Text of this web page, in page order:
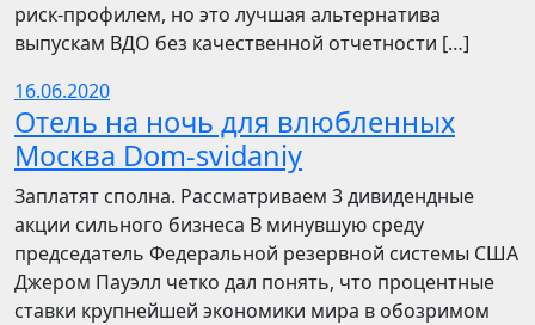
риск-профилем, но это лучшая альтернатива
выпускам ВДО без качественной отчетности […]
16.06.2020
Отель на ночь для влюбленных
Москва Dom-svidaniy
Заплатят сполна. Рассматриваем 3 дивидендные
акции сильного бизнеса В минувшую среду
председатель Федеральной резервной системы США
Джером Пауэлл четко дал понять, что процентные
ставки крупнейшей экономики мира в обозримом